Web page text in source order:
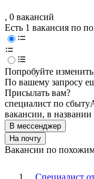
, 0 вакансий
Есть 1 вакансия по
Попробуйте
По вашему запросу
Присылать вам?
специалист по сбыту
вакансии, в
В мессенджер
На почту
Вакансии по